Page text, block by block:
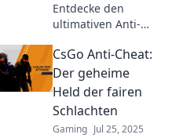
Entdecke den
ultimativen Anti-
CS:GO! Schummeln
war gestern –
erfahre, wie du fair
und erfolgreich
spielst!
CsGo Anti-Cheat:
Der geheime
Held der fairen
Schlachten
Gaming Jul 25, 2025